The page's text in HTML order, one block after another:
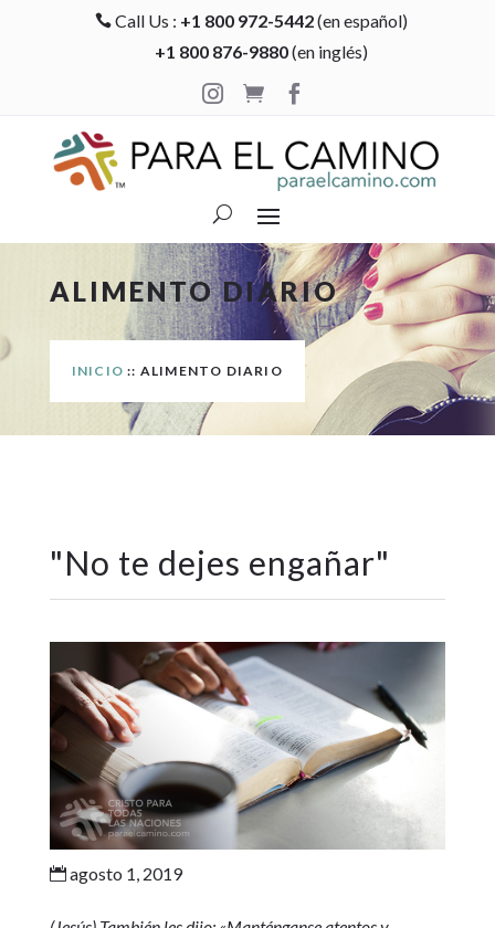
 Call Us : +1 800 972-5442(en español)
+1 800 876-9880(en inglés)

 
ALIMENTO DIARIO
INICIO :: ALIMENTO DIARIO
"No te dejes engañar"
agosto 1, 2019